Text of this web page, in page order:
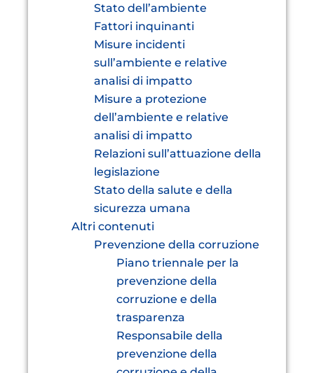
Stato dell’ambiente
Fattori inquinanti
Misure incidenti
sull’ambiente e relative
analisi di impatto
Misure a protezione
dell’ambiente e relative
analisi di impatto
Relazioni sull’attuazione della
legislazione
Stato della salute e della
sicurezza umana
Altri contenuti
Prevenzione della corruzione
Piano triennale per la
prevenzione della
corruzione e della
trasparenza
Responsabile della
prevenzione della